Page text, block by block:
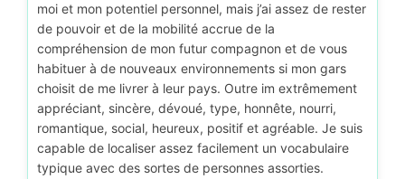
moi et mon potentiel personnel, mais j’ai assez de rester
de pouvoir et de la mobilité accrue de la
compréhension de mon futur compagnon et de vous
habituer à de nouveaux environnements si mon gars
choisit de me livrer à leur pays. Outre im extrêmement
appréciant, sincère, dévoué, type, honnête, nourri,
romantique, social, heureux, positif et agréable. Je suis
capable de localiser assez facilement un vocabulaire
typique avec des sortes de personnes assorties.